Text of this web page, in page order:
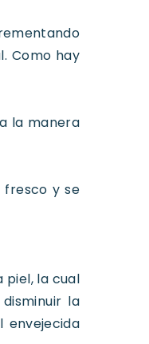
Como hay
la manera
fresco y se
piel, la cual
la
envejecida